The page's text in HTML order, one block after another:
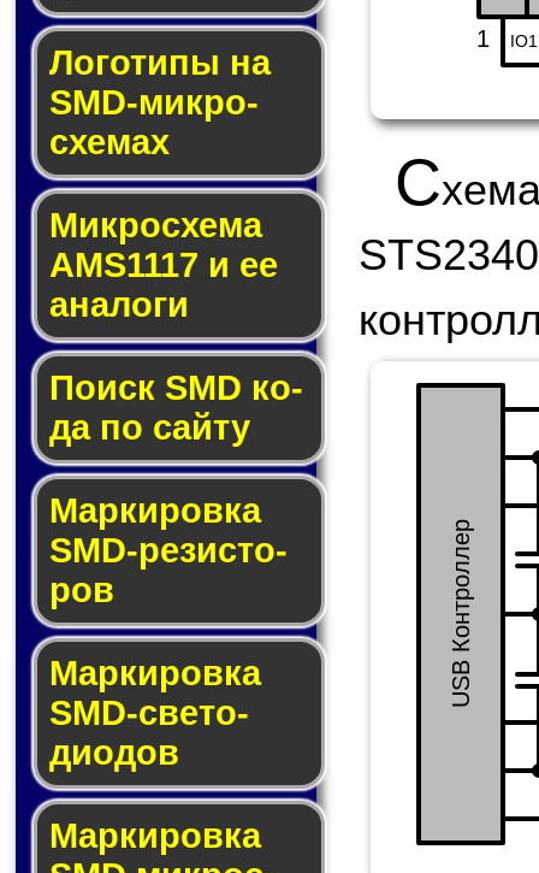
Логотипы на
SMD-мик­ро­
схе­мах
Микросхема
AMS1117 и ее
ана­ло­ги
Поиск SMD ко­
да по сай­ту
Маркировка
SMD-ре­зис­то­
ров
Маркировка
SMD-све­то­
дио­дов
Мар­ки­ров­ка
IO1
1
C
USB Контроллер